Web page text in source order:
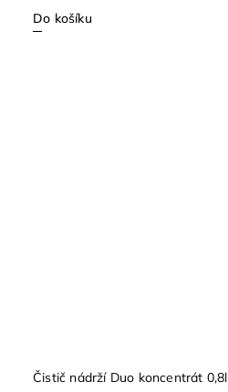
Do košíku
Čistič nádrží Duo koncentrát 0,8l